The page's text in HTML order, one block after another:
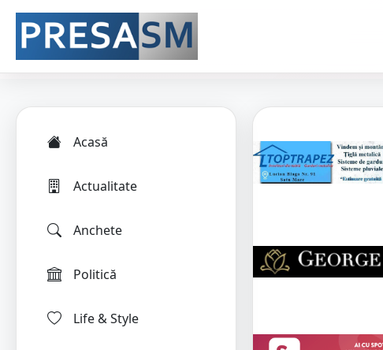
Acasă
Actualitate
Anchete
Politică
Life & Style